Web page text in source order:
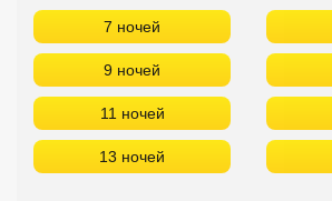
7 ночей
9 ночей
11 ночей
13 ночей